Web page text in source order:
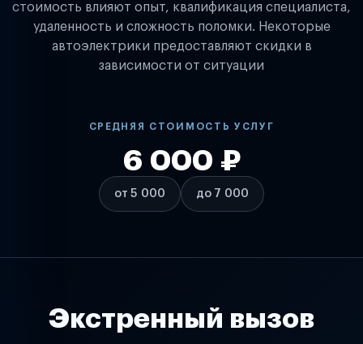
стоимость влияют опыт, квалификация специалиста,
удаленность и сложность поломки. Некоторые
автоэлектрики предоставляют скидки в
зависимости от ситуации
СРЕДНЯЯ СТОИМОСТЬ УСЛУГ
от 5 000
6 000 ₽
до 7 000
Экстренный вызов